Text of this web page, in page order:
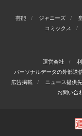
芸能 ジャニーズ
コミックス
運営会社
パーソナルデータの外部送
広告掲載
ニュース提供先
お問い合